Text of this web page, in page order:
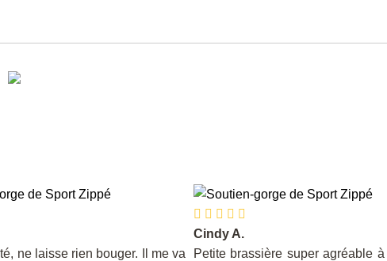
ne laisse rien bouger. Il me va
Cindy A.
Petite brassière super agréable